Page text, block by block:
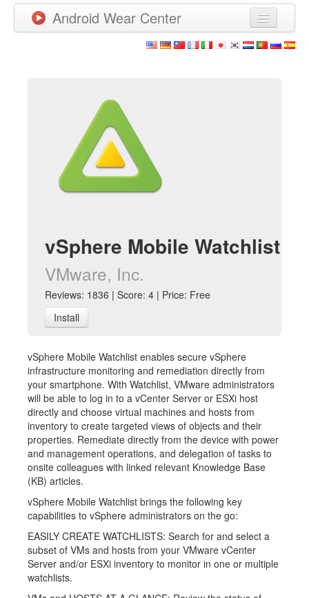
Android Wear Center
New Releases
Watchfaces
More
vSphere Mobile Watchlist
VMware, Inc.
Reviews: 1836 | Score: 4 | Price: Free
Install
vSphere Mobile Watchlist enables secure vSphere
infrastructure monitoring and remediation directly from
your smartphone. With Watchlist, VMware administrators
will be able to log in to a vCenter Server or ESXi host
directly and choose virtual machines and hosts from
inventory to create targeted views of objects and their
properties. Remediate directly from the device with power
and management operations, and delegation of tasks to
onsite colleagues with linked relevant Knowledge Base
(KB) articles.
vSphere Mobile Watchlist brings the following key
capabilities to vSphere administrators on the go:
EASILY CREATE WATCHLISTS: Search for and select a
subset of VMs and hosts from your VMware vCenter
Server and/or ESXi inventory to monitor in one or multiple
watchlists.